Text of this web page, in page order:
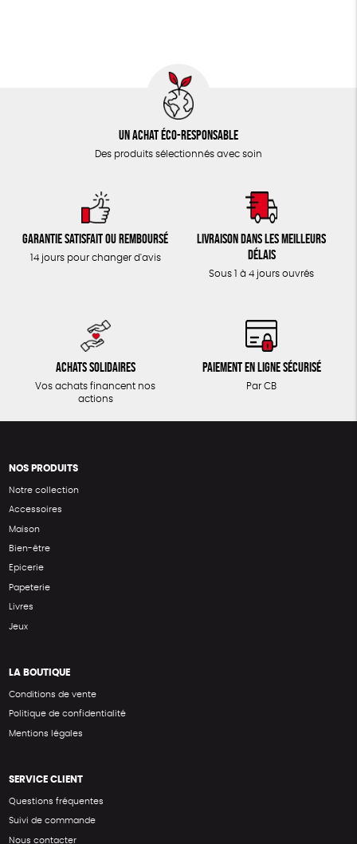
Un achat éco-responsable
Des produits sélectionnés avec soin
Garantie satisfait ou remboursé
14 jours pour changer d'avis
Livraison dans les meilleurs
délais
Sous 1 à 4 jours ouvrés
Achats solidaires
Vos achats financent nos
actions
Paiement en ligne sécurisé
Par CB
NOS PRODUITS
Notre collection
Accessoires
Maison
Bien-être
Epicerie
Papeterie
Livres
Jeux
LA BOUTIQUE
Conditions de vente
Politique de confidentialité
Mentions légales
SERVICE CLIENT
Questions fréquentes
Suivi de commande
Nous contacter